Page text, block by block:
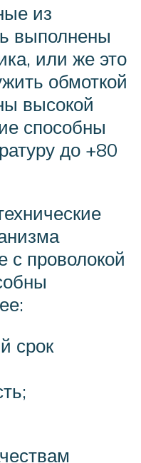
из
выполнены
или же это
обмоткой
высокой
способны
до +80
с проволокой
срок